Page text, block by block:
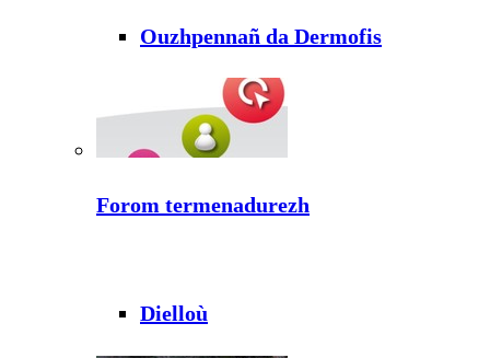
Ouzhpennañ da Dermofis
Forom termenadurezh
Dielloù